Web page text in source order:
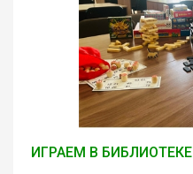
ИГРАЕМ В БИБЛИОТЕКЕ